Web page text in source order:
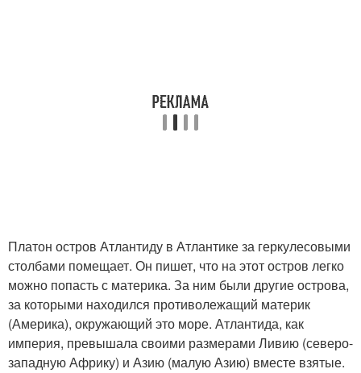
Платон остров Атлантиду в Атлантике за геркулесовыми
столбами помещает. Он пишет, что на этот остров легко
можно попасть с материка. За ним были другие острова,
за которыми находился противолежащий материк
(Америка), окружающий это море. Атлантида, как
империя, превышала своими размерами Ливию (северо-
западную Африку) и Азию (малую Азию) вместе взятые.